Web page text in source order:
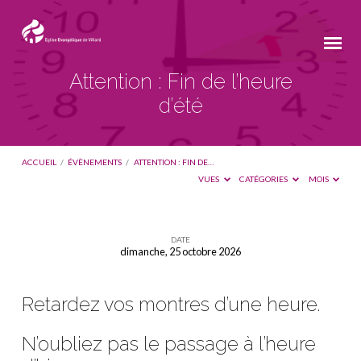
Attention : Fin de l’heure
d’été
ACCUEIL / ÉVÈNEMENTS / ATTENTION : FIN DE…
VUES
CATÉGORIES MOIS
Fin
l’heure
DATE
dimanche, 25 octobre 2026
Retardez vos montres d’une heure.
N’oubliez pas le passage à l’heure